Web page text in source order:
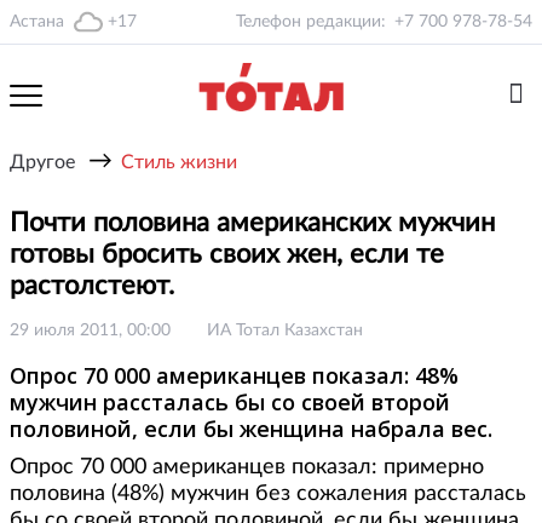
Астана +17 Телефон редакции: +7 700 978-78-54
Другое → Стиль жизни
Почти половина американских мужчин
готовы бросить своих жен, если те
растолстеют.
29 июля 2011, 00:00 ИА Тотал Казахстан
Опрос 70 000 американцев показал: 48%
мужчин рассталась бы со своей второй
половиной, если бы женщина набрала вес.
Опрос 70 000 американцев показал: примерно
половина (48%) мужчин без сожаления рассталась